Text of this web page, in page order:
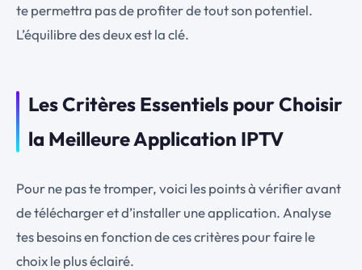
te permettra pas de profiter de tout son potentiel.
L’équilibre des deux est la clé.
Les Critères Essentiels pour Choisir
la Meilleure Application IPTV
Pour ne pas te tromper, voici les points à vérifier avant
de télécharger et d’installer une application. Analyse
tes besoins en fonction de ces critères pour faire le
choix le plus éclairé.